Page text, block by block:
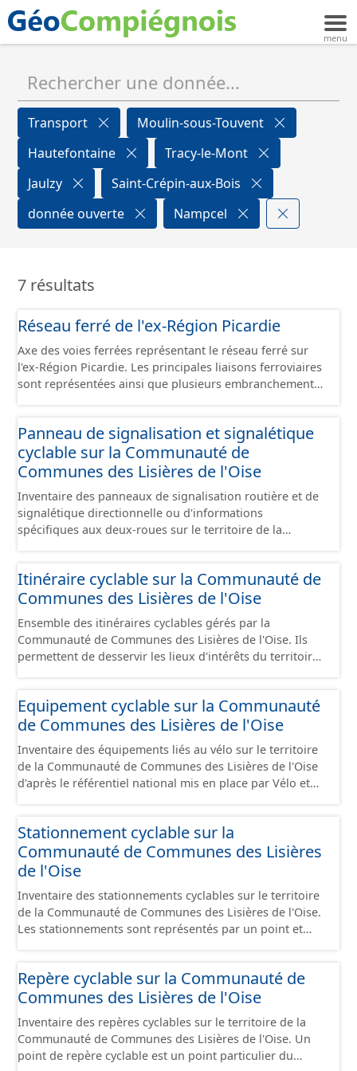
Transport
Moulin-sous-Touvent
Hautefontaine
Tracy-le-Mont
Jaulzy
Saint-Crépin-aux-Bois
donnée ouverte
Nampcel
7 résultats
Réseau ferré de l'ex-Région Picardie
Axe des voies ferrées représentant le réseau ferré sur
l'ex-Région Picardie. Les principales liaisons ferroviaires
sont représentées ainsi que plusieurs embranchements
sont désaffectées mais sont toujours physiquement
présentes sur le terrain.
Panneau de signalisation et signalétique
cyclable sur la Communauté de
Communes des Lisières de l'Oise
Inventaire des panneaux de signalisation routière et de
signalétique directionnelle ou d'informations
spécifiques aux deux-roues sur le territoire de la
en cours de réalisation. Cet inventaire est en cours, la
donnée n'est donc pas exhaustive.
Itinéraire cyclable sur la Communauté de
Communes des Lisières de l'Oise
Ensemble des itinéraires cyclables gérés par la
Communauté de Communes des Lisières de l'Oise. Ils
permettent de desservir les lieux d'intérêts du territoire
de bonnes conditions. Ils peuvent emprunter tout type
de voies sécurisées : voie verte, piste cyclable, voie à
couloir partagé avec les bus, aire piétonne, bandes
cyclables ou jalonnement sur chaussée. Les itinéraires
ne sont pas des aménagements mais une succession
peuvent emprunter des tronçons de voies non
aménagés pour assurer une continuité. Ce jeu de
données comprend uniquement les données avec un
statut "en service", "en travaux" ou "provisoire".
Equipement cyclable sur la Communauté
de Communes des Lisières de l'Oise
Inventaire des équipements liés au vélo sur le territoire
de la Communauté de Communes des Lisières de l'Oise
d'après le référentiel national mis en place par Vélo et
comprend également la localisation des aires de
services/repos (autre fiche de métadonnée). Cette
information est compatible avec les données du
des informations, les données visibles pour les
utilisateurs de "Ma Carte" (outil interne de visualisation)
est uniquement celles des équipements hors
compris les stationnements pour répondre aux
standards. Ce jeu de données comprend uniquement les
données avec un statut "en service", "en travaux" ou
"provisoire".
Stationnement cyclable sur la
Communauté de Communes des Lisières
de l'Oise
Inventaire des stationnements cyclables sur le territoire
de la Communauté de Communes des Lisières de l'Oise.
Les stationnements sont représentés par un point et
lot de données correspond au schéma de données pour
le stationnement cyclables disponible sur
uniquement les données avec un statut "en service", "en
travaux" ou "provisoire".
Repère cyclable sur la Communauté de
Communes des Lisières de l'Oise
Inventaire des repères cyclables sur le territoire de la
Communauté de Communes des Lisières de l'Oise. Un
point de repère cyclable est un point particulier du